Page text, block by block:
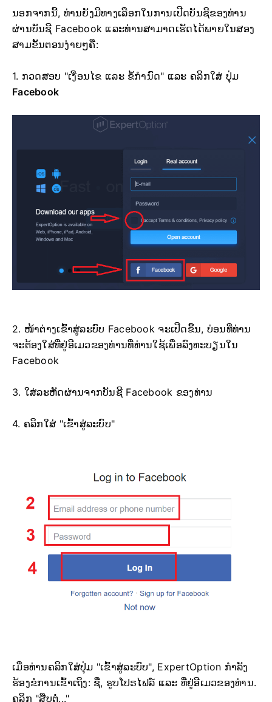
ນອກຈາກນີ້, ທ່ານຍັງມີທາງເລືອກໃນການເປີດບັນຊີຂອງທ່ານ
ຜ່ານບັນຊີ Facebook ແລະທ່ານສາມາດເຮັດໄດ້ພາຍໃນສອງ
ສາມຂັ້ນຕອນງ່າຍໆຄື:
1. ກວດສອບ "ເງື່ອນໄຂ ແລະ ຂໍ້ກຳນົດ" ແລະ ຄລິກໃສ່ ປຸ່ມ
Facebook
2. ໜ້າຕ່າງເຂົ້າສູ່ລະບົບ Facebook ຈະເປີດຂຶ້ນ, ບ່ອນທີ່ທ່ານ
ຈະຕ້ອງໃສ່ທີ່ຢູ່ອີເມວຂອງທ່ານທີ່ທ່ານໃຊ້ເພື່ອລົງທະບຽນໃນ
Facebook
3. ໃສ່ລະຫັດຜ່ານຈາກບັນຊີ Facebook ຂອງທ່ານ
4. ຄລິກໃສ່ "ເຂົ້າສູ່ລະບົບ"
ເມື່ອທ່ານຄລິກໃສ່ປຸ່ມ "ເຂົ້າສູ່ລະບົບ", ExpertOption ກຳລັງ
ຮ້ອງຂໍການເຂົ້າເຖິງ: ຊື່, ຮູບໂປຣໄຟລ໌ ແລະ ທີ່ຢູ່ອີເມວຂອງທ່ານ.
ຄລິກ "ສືບຕໍ່..."